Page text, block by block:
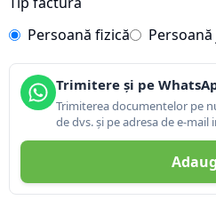
Persoană fizică
Trimitere și pe
Trimiterea documentelor pe
de dvs. și pe adresa de e-mail